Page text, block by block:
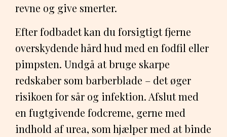
revne og give smerter.
Efter fodbadet kan du forsigtigt fjerne
overskydende hård hud med en fodfil eller
pimpsten. Undgå at bruge skarpe
redskaber som barberblade – det øger
risikoen for sår og infektion. Afslut med
en fugtgivende fodcreme, gerne med
indhold af urea, som hjælper med at binde